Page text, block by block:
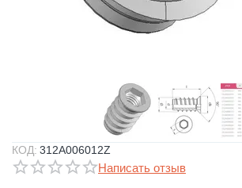
КОД: 312A006012Z
Написать отзыв